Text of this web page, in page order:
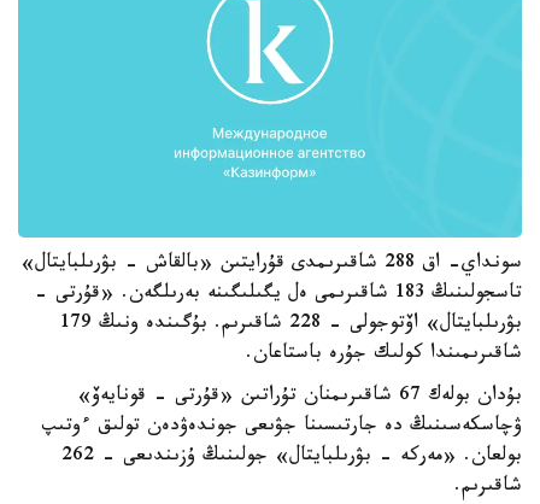
سونداي- اق 288 شاقىرىمدى قۇرايتىن «بالقاش - بۋرىلبايتال»
تاسجولىنىڭ 183 شاقىرىمى ەل يگىلىگىنە بەرىلگەن. «قۇرتى -
بۋرىلبايتال» اۆتوجولى - 228 شاقىرىم. بۇگىندە ونىڭ 179
شاقىرىمىندا كولىك جۇرە باستاعان.
بۇدان بولەك 67 شاقىرىمنان تۇراتىن «قۇرتى - قونايەۆ»
ۋچاسكەسىنىڭ دە جارتىسىنا جۋىعى جوندەۋدەن تولىق ءوتىپ
بولعان. «مەركە - بۋرىلبايتال» جولىنىڭ ۇزىندىعى - 262
شاقىرىم.